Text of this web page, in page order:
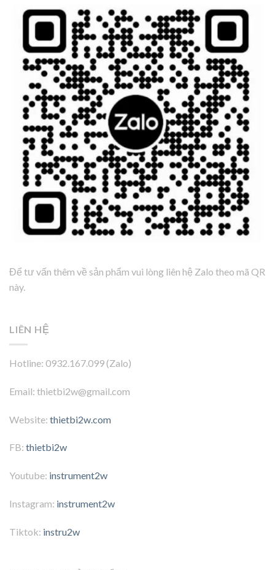
Để tư vấn thêm về sản phẩm vui lòng liên hệ Zalo theo mã QR
này.
LIÊN HỆ
Hotline: 0932.167.099 (Zalo)
Email: thietbi2w@gmail.com
Website: thietbi2w.com
FB: thietbi2w
Youtube: instrument2w
Instagram: instrument2w
Tiktok: instru2w